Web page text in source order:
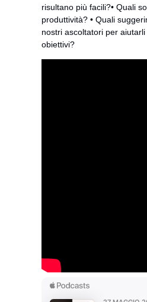
risultano più facili?• Quali
produttività? • Quali
nostri ascoltatori per
obiettivi?